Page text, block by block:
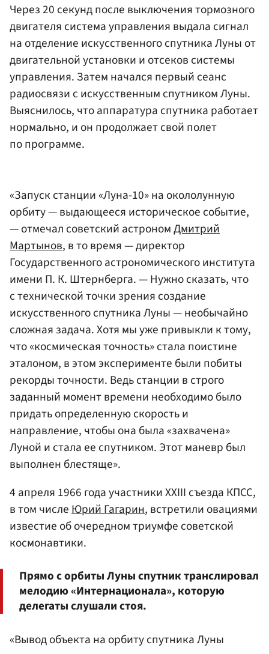
Через 20 секунд после выключения тормозного
двигателя система управления выдала сигнал
на отделение искусственного спутника Луны от
двигательной установки и отсеков системы
управления. Затем начался первый сеанс
радиосвязи с искусственным спутником Луны.
Выяснилось, что аппаратура спутника работает
нормально, и он продолжает свой полет
по программе.
«Запуск станции «Луна-10» на окололунную
орбиту — выдающееся историческое событие,
— отмечал советский астрономДмитрий
Мартынов, в то время — директор
Государственного астрономического института
имени П. К. Штернберга. — Нужно сказать, что
с технической точки зрения создание
искусственного спутника Луны — необычайно
сложная задача. Хотя мы уже привыкли к тому,
что «космическая точность» стала поистине
эталоном, в этом эксперименте были побиты
рекорды точности. Ведь станции в строго
заданный момент времени необходимо было
придать определенную скорость и
направление, чтобы она была «захвачена»
Луной и стала ее спутником. Этот маневр был
выполнен блестяще».
4 апреля 1966 года участники XXIII съезда КПСС,
в том числеЮрий Гагарин, встретили овациями
известие об очередном триумфе советской
космонавтики.
Прямо с орбиты Луны спутник транслировал
мелодию «Интернационала», которую
делегаты слушали стоя.
«Вывод объекта на орбиту спутника Луны